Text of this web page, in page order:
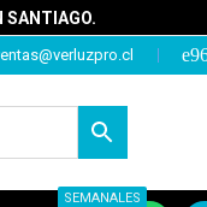
SANTIAGO.
SEMANALES